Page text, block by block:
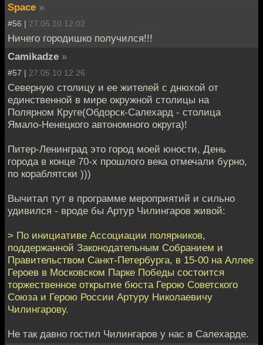
Space »
#56 | 27.05.10 12:02
Ничего городишко получился!!!
Camikadze »
#57 | 27.05.10 12:26
Северную столицу и ее жителей с днюхой от
единственной в мире окружной столицы на
Полярном Круге(Обдорск-Салехард - столица
Ямало-Ненецкого автономного округа)!
Питер-Ленинград это город моей юности, День
города в конце 70-х прошлого века отмечали бурно,
по кораблятски )))
Вычитал тут в программе мероприятий и сильно
удивился - вроде бы Артур Чилингаров живой:
> По инициативе Ассоциации полярников,
поддержанной Законодательным Собранием и
Правительством Санкт-Петербурга, в 15-00 на Аллее
Героев в Московском Парке Победы состоится
торжественное открытие бюста Герою Советского
Союза и Герою России Артуру Николаевичу
Чилингарову.
Не так давно гостил Чилингаров у нас в Салехарде.